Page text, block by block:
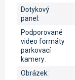
Dotykový
panel:
Podporované
video formáty
parkovací
kamery:
Obrázek: